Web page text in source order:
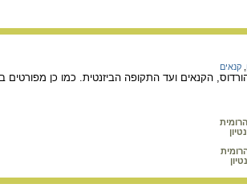
קנאים
הקנאים ועד התקופה הביזנטית. כמו כן מפורטים